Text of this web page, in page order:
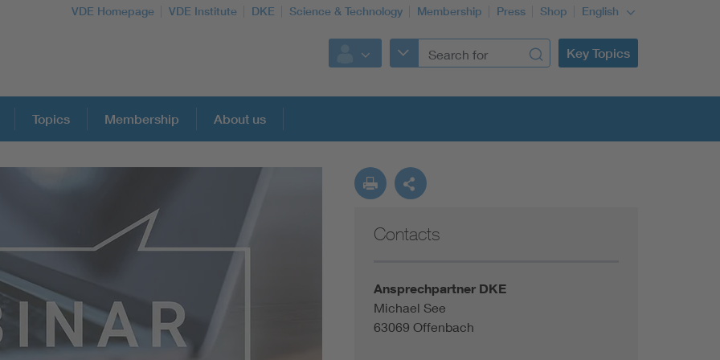
VDE Homepage VDE Institute DKE Science & Technology Membership Press Shop English
Key Topics
Artificial Intelligence
Defense
Topics Membership About us
Contacts
Ansprechpartner DKE
Michael See
63069 Offenbach